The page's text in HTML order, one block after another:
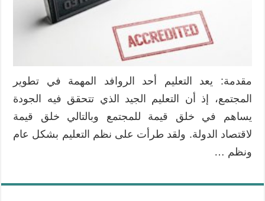
مقدمة: يعد التعليم أحد الروافد المهمة في تطوير
المجتمع، إذ أن التعليم الجيد الذي تتحقق فيه الجودة
يساهم في خلق قيمة للمجتمع وبالتالي خلق قيمة
لاقتصاد الدولة. ولقد طرأت على نظم التعليم بشكل عام
ونظم …